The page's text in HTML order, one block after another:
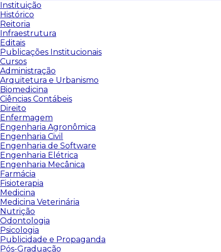
Instituição
Histórico
Reitoria
Infraestrutura
Editais
Publicações Institucionais
Cursos
Administração
Arquitetura e Urbanismo
Biomedicina
Ciências Contábeis
Direito
Enfermagem
Engenharia Agronômica
Engenharia Civil
Engenharia de Software
Engenharia Elétrica
Engenharia Mecânica
Farmácia
Fisioterapia
Medicina
Medicina Veterinária
Nutrição
Odontologia
Psicologia
Publicidade e Propaganda
Pós-Graduação